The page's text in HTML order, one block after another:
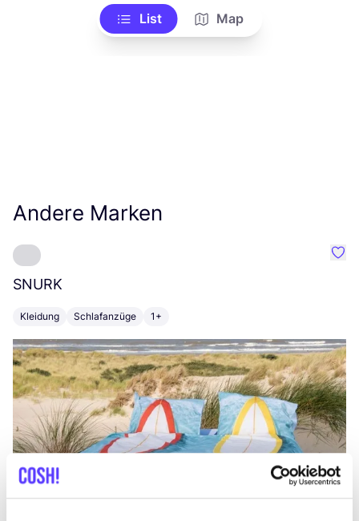
List Map
Andere Marken
SNURK
Kleidung Schlafanzüge 1+